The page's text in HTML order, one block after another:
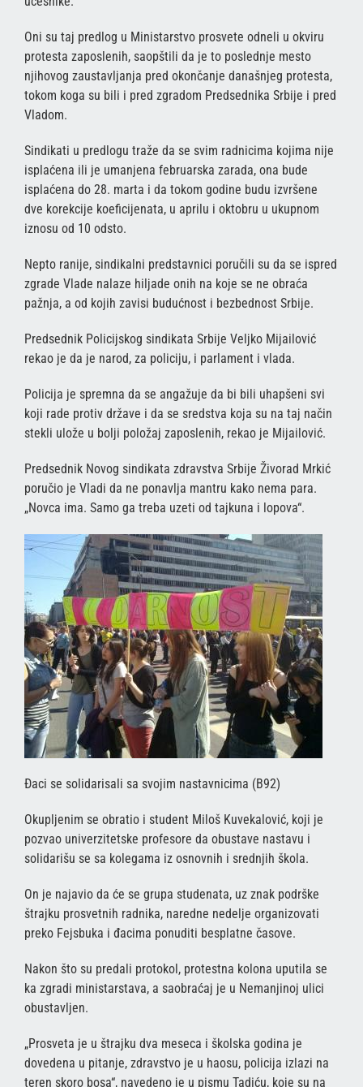
Oni su taj predlog u Ministarstvo prosvete odneli u okviru
protesta zaposlenih, saopštili da je to poslednje mesto
njihovog zaustavljanja pred okončanje današnjeg protesta,
tokom koga su bili i pred zgradom Predsednika Srbije i pred
Vladom.
Sindikati u predlogu traže da se svim radnicima kojima nije
isplaćena ili je umanjena februarska zarada, ona bude
isplaćena do 28. marta i da tokom godine budu izvršene
dve korekcije koeficijenata, u aprilu i oktobru u ukupnom
iznosu od 10 odsto.
Nepto ranije, sindikalni predstavnici poručili su da se ispred
zgrade Vlade nalaze hiljade onih na koje se ne obraća
pažnja, a od kojih zavisi budućnost i bezbednost Srbije.
Predsednik Policijskog sindikata Srbije Veljko Mijailović
rekao je da je narod, za policiju, i parlament i vlada.
Policija je spremna da se angažuje da bi bili uhapšeni svi
koji rade protiv države i da se sredstva koja su na taj način
stekli ulože u bolji položaj zaposlenih, rekao je Mijailović.
Predsednik Novog sindikata zdravstva Srbije Živorad Mrkić
poručio je Vladi da ne ponavlja mantru kako nema para.
„Novca ima. Samo ga treba uzeti od tajkuna i lopova“.
Đaci se solidarisali sa svojim nastavnicima (B92)
Okupljenim se obratio i student Miloš Kuvekalović, koji je
pozvao univerzitetske profesore da obustave nastavu i
solidarišu se sa kolegama iz osnovnih i srednjih škola.
On je najavio da će se grupa studenata, uz znak podrške
štrajku prosvetnih radnika, naredne nedelje organizovati
preko Fejsbuka i đacima ponuditi besplatne časove.
Nakon što su predali protokol, protestna kolona uputila se
ka zgradi ministarstava, a saobraćaj je u Nemanjinoj ulici
obustavljen.
„Prosveta je u štrajku dva meseca i školska godina je
dovedena u pitanje, zdravstvo je u haosu, policija izlazi na
teren skoro bosa“, navedeno je u pismu Tadiću, koje su na